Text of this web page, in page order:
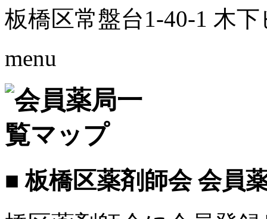
板橋区常盤台1-40-1 木
menu
■ 板橋区薬剤師会 会員